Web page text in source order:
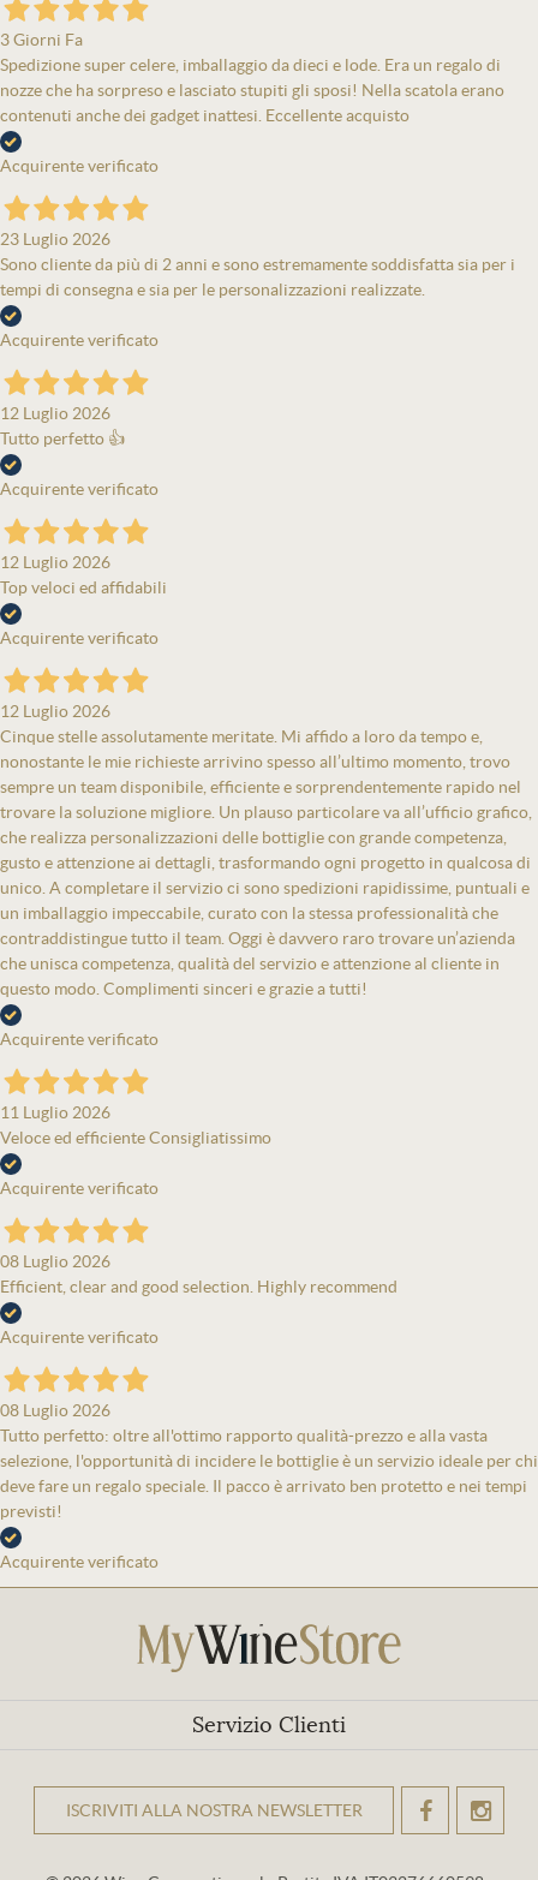
3 Giorni Fa
Spedizione super celere, imballaggio da dieci e lode. Era un regalo di
nozze che ha sorpreso e lasciato stupiti gli sposi! Nella scatola erano
contenuti anche dei gadget inattesi. Eccellente acquisto
Acquirente verificato
23 Luglio 2026
Sono cliente da più di 2 anni e sono estremamente soddisfatta sia per i
tempi di consegna e sia per le personalizzazioni realizzate.
Acquirente verificato
12 Luglio 2026
Tutto perfetto 👍
Acquirente verificato
12 Luglio 2026
Top veloci ed affidabili
Acquirente verificato
12 Luglio 2026
Cinque stelle assolutamente meritate. Mi affido a loro da tempo e,
nonostante le mie richieste arrivino spesso all’ultimo momento, trovo
sempre un team disponibile, efficiente e sorprendentemente rapido nel
trovare la soluzione migliore. Un plauso particolare va all’ufficio grafico,
che realizza personalizzazioni delle bottiglie con grande competenza,
gusto e attenzione ai dettagli, trasformando ogni progetto in qualcosa di
unico. A completare il servizio ci sono spedizioni rapidissime, puntuali e
un imballaggio impeccabile, curato con la stessa professionalità che
contraddistingue tutto il team. Oggi è davvero raro trovare un’azienda
che unisca competenza, qualità del servizio e attenzione al cliente in
questo modo. Complimenti sinceri e grazie a tutti!
Acquirente verificato
11 Luglio 2026
Veloce ed efficiente Consigliatissimo
Acquirente verificato
08 Luglio 2026
Efficient, clear and good selection. Highly recommend
Acquirente verificato
08 Luglio 2026
Tutto perfetto: oltre all'ottimo rapporto qualità-prezzo e alla vasta
selezione, l'opportunità di incidere le bottiglie è un servizio ideale per chi
deve fare un regalo speciale. Il pacco è arrivato ben protetto e nei tempi
previsti!
Acquirente verificato
Servizio Clienti
ISCRIVITI ALLA NOSTRA NEWSLETTEROK